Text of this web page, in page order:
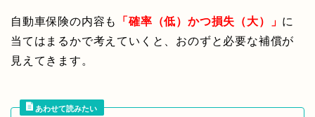
自動車保険の内容も 「確率（低）かつ損失（大）」 に
当てはまるかで考えていくと、おのずと必要な補償が
見えてきます。